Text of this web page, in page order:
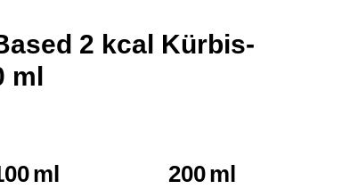
2 kcal Kürbis-
ml
ml 200 ml